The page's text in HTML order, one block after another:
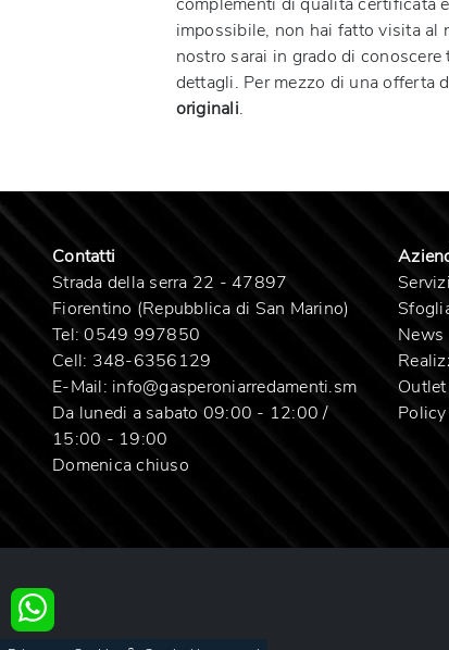
impossibile, non hai fatto visita al
nostro sarai in grado di
dettagli. Per mezzo di una offerta
originali.
Contatti
Strada della serra 22 - 47897
Fiorentino (Repubblica di San Marino)
Tel: 0549 997850
Cell: 348-6356129
E-Mail: info@gasperoniarredamenti.sm
Da lunedi a sabato 09:00 - 12:00 /
15:00 - 19:00
Domenica chiuso
Servizi
News
Outlet